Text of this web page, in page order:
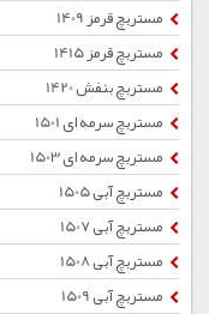
مستربچ قرمز 1409
مستربچ قرمز 1415
مستربچ بنفش 1420
مستربچ سرمه ای 1501
مستربچ سرمه ای 1503
مستربچ آبی 1505
مستربچ آبی 1507
مستربچ آبی 1508
مستربچ آبی 1509